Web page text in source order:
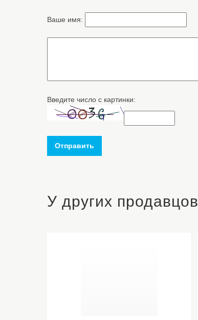
Ваше имя:
Введите число с картинки:
Отправить
У других продавцов